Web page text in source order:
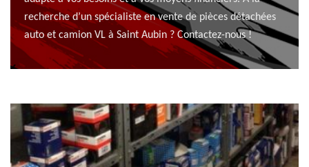
recherche d’un spécialiste en vente de pièces détachées
auto et camion VL à Saint Aubin ? Contactez-nous !